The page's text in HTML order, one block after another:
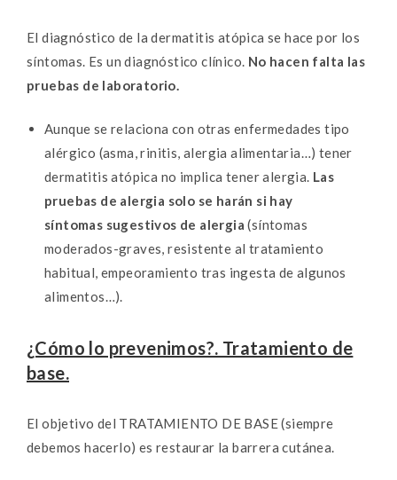
El diagnóstico de la dermatitis atópica se hace por los
síntomas. Es un diagnóstico clínico. No hacen falta las
pruebas de laboratorio.
Aunque se relaciona con otras enfermedades tipo
alérgico (asma, rinitis, alergia alimentaria…) tener
dermatitis atópica no implica tener alergia. Las
pruebas de alergia solo se harán si hay
síntomas sugestivos de alergia(síntomas
moderados-graves, resistente al tratamiento
habitual, empeoramiento tras ingesta de algunos
alimentos…).
¿Cómo lo prevenimos?. Tratamiento de
base.
El objetivo del TRATAMIENTO DE BASE (siempre
debemos hacerlo) es restaurar la barrera cutánea.